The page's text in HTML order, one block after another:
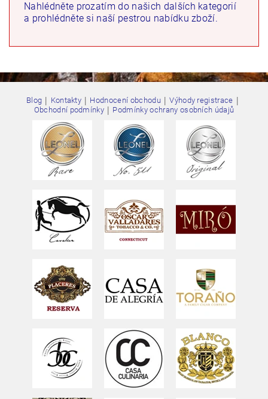
Nahlédněte prozatím do našich dalších kategorií
a prohlédněte si naší pestrou nabídku zboží.
Blog Kontakty Hodnocení obchodu Výhody registrace
Obchodní podmínky Podmínky ochrany osobních údajů